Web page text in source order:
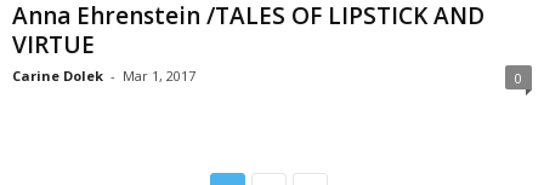
Anna Ehrenstein /TALES OF LIPSTICK AND
VIRTUE
Carine Dolek - Mar 1, 2017 0